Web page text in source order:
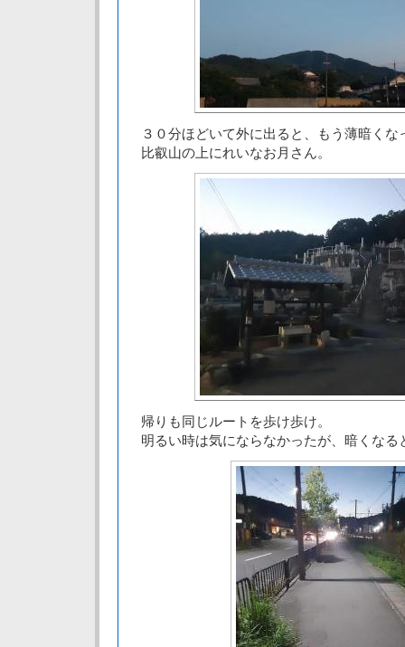
３０分ほどいて外に出ると、もう薄暗くな
比叡山の上にれいなお月さん。
帰りも同じルートを歩け歩け。
明るい時は気にならなかったが、暗くなる